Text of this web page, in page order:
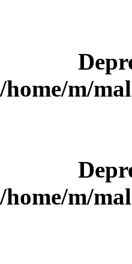
/home/m/
/home/m/